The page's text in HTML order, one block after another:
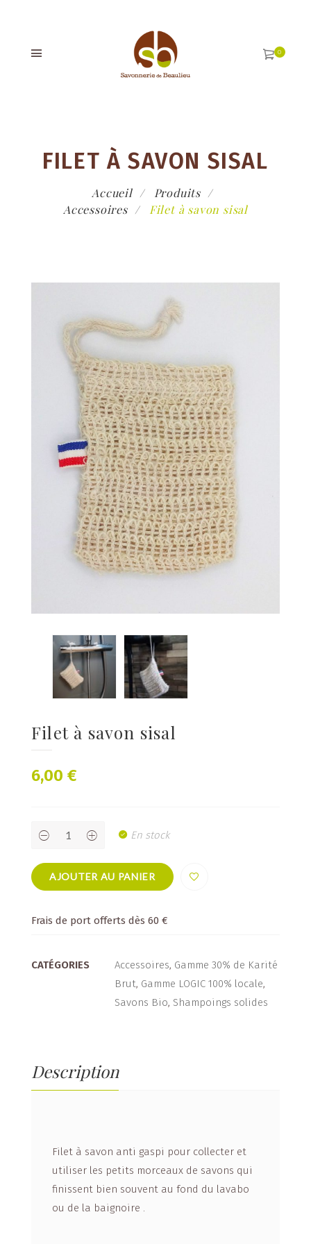
FILET À SAVON SISAL
Accueil
Produits
Accessoires
Filet à savon sisal
Filet à savon sisal
6,00 €
Filet
à
sisal
quantity
En stock
AJOUTER AU PANIER
Frais de port offerts dès 60 €
CATÉGORIES Accessoires, Gamme 30% de Karité
Brut, Gamme LOGIC 100% locale,
Savons Bio, Shampoings solides
Description
Filet à savon anti gaspi pour collecter et
utiliser les petits morceaux de savons qui
finissent bien souvent au fond du lavabo
ou de la baignoire .